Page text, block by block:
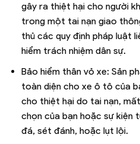
gây ra thiệt hại cho người
trong một tai nạn giao
thủ các quy định pháp luật
hiểm trách nhiệm dân sự.
Bảo hiểm thân vỏ xe: Sản
toàn diện cho xe ô tô của
cho thiệt hại do tai nạn,
chọn của bạn hoặc sự kiện
đá, sét đánh, hoặc lụt lội.